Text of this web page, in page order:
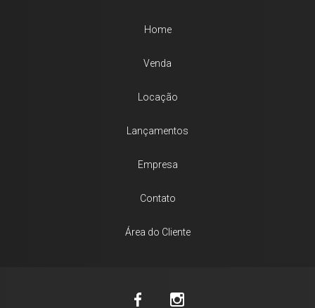
Home
Venda
Locação
Lançamentos
Empresa
Contato
Área do Cliente